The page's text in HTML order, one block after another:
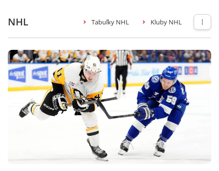
NHL Tabuľky NHL Kluby NHL